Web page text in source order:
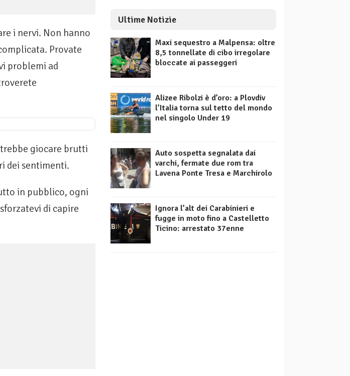
i nervi. Non hanno
Provate
problemi ad
giocare brutti
dei sentimenti.
in pub­blico, ogni
di ca­pire
Ultime Notizie
Maxi sequestro a Malpensa: oltre
8,5 tonnellate di cibo irregolare
bloccate ai passeggeri
Alizee Ribolzi è d’oro: a Plovdiv
l’Italia torna sul tetto del mondo
nel singolo Under 19
Auto sospetta segnalata dai
varchi, fermate due rom tra
Lavena Ponte Tresa e Marchirolo
Ignora l’alt dei Carabinieri e
fugge in moto fino a Castelletto
Ticino: arrestato 37enne